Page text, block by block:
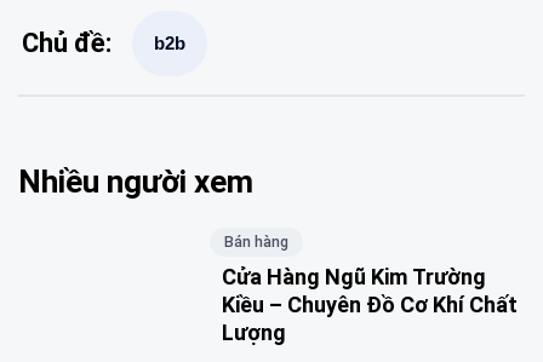
Chủ đề: b2b
Nhiều người xem
Bán hàng
Cửa Hàng Ngũ Kim Trường
Kiều – Chuyên Đồ Cơ Khí Chất
Lượng